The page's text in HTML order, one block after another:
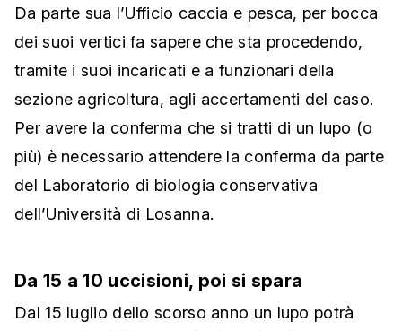
Da parte sua l’Ufficio caccia e pesca, per bocca
dei suoi vertici fa sapere che sta procedendo,
tramite i suoi incaricati e a funzionari della
sezione agricoltura, agli accertamenti del caso.
Per avere la conferma che si tratti di un lupo (o
più) è necessario attendere la conferma da parte
del Laboratorio di biologia conservativa
dell’Università di Losanna.
Da 15 a 10 uccisioni, poi si spara
Dal 15 luglio dello scorso anno un lupo potrà